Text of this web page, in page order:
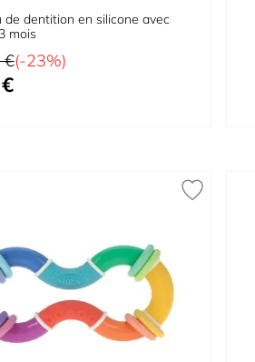
de dentition en silicone avec
mois
€(-23%)